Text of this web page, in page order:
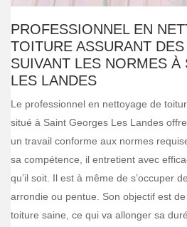
PROFESSIONNEL EN
TOITURE ASSURANT
SUIVANT LES NORMES
LES LANDES
Le professionnel en nettoyage de
situé à Saint Georges Les Landes
un travail conforme aux normes
sa compétence, il entretient avec
qu’il soit. Il est à même de s’occuper
arrondie ou pentue. Son objectif est
toiture saine, ce qui va allonger sa